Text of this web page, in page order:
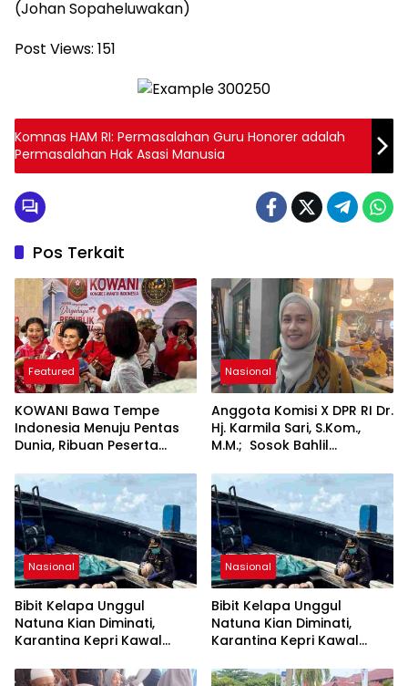
(Johan Sopaheluwakan)
Post Views: 151
Komnas HAM RI: Permasalahan Guru Honorer adalah
Permasalahan Hak Asasi Manusia
Pos Terkait
Featured
KOWANI Bawa Tempe
Indonesia Menuju Pentas
Dunia, Ribuan Peserta
Nasional
Anggota Komisi X DPR RI Dr.
Hj. Karmila Sari, S.Kom.,
M.M.; Sosok Bahlil
Sumber Inspirasi bagi
Generasi Muda, Pelaku
Usaha, Pemerintah,
maupun Pemangku
Kepentingan lainnya untuk
bersama-sama
Memberikan Kontribusi
bagi Pembangunan
Nasional.
Nasional
Bibit Kelapa Unggul
Natuna Kian Diminati,
Karantina Kepri Kawal
Bintan
Nasional
Bibit Kelapa Unggul
Natuna Kian Diminati,
Karantina Kepri Kawal
Bintan